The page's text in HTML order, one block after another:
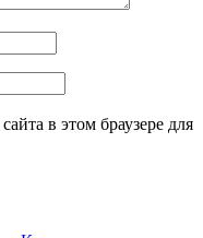
в этом браузере для